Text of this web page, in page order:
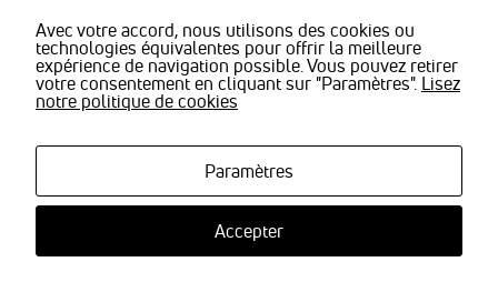
Avec votre accord, nous utilisons des cookies ou
technologies équivalentes pour offrir la meilleure
expérience de navigation possible. Vous pouvez retirer
votre consentement en cliquant sur "Paramètres". Lisez
notre politique de cookies
Paramètres
Accepter
de notre
localisation
qu'aux
fonctionnalités
nous
contacter.
Nous